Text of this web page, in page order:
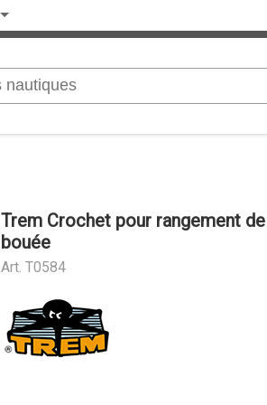
Trem Crochet pour rangement
bouée
Art. T0584